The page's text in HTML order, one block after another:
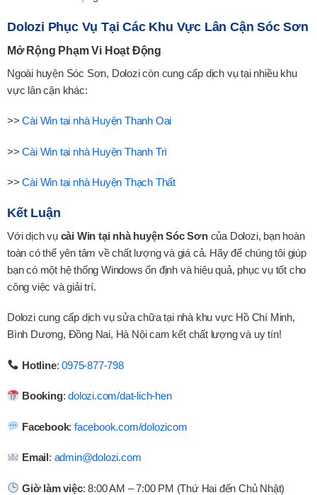
Dolozi Phục Vụ Tại Các Khu Vực Lân Cận Sóc Sơn
Mở Rộng Phạm Vi Hoạt Động
Ngoài huyện Sóc Sơn, Dolozi còn cung cấp dịch vụ tại nhiều khu
vực lân cận khác:
>>Cài Win tại nhà Huyện Thanh Oai
>>Cài Win tại nhà Huyện Thanh Trì
>>Cài Win tại nhà Huyện Thạch Thất
Kết Luận
Với dịch vụ cài Win tại nhà huyện Sóc Sơncủa Dolozi, bạn hoàn
toàn có thể yên tâm về chất lượng và giá cả. Hãy để chúng tôi giúp
bạn có một hệ thống Windows ổn định và hiệu quả, phục vụ tốt cho
công việc và giải trí.
Dolozi cung cấp dịch vụ sửa chữa tại nhà khu vực Hồ Chí Minh,
Bình Dương, Đồng Nai, Hà Nội cam kết chất lượng và uy tín!
Hotline:0975-877-798
Booking:dolozi.com/dat-lich-hen
Facebook: facebook.com/dolozicom
Email: admin@dolozi.com
Giờ làm việc: 8:00 AM – 7:00 PM (Thứ Hai đến Chủ Nhật)